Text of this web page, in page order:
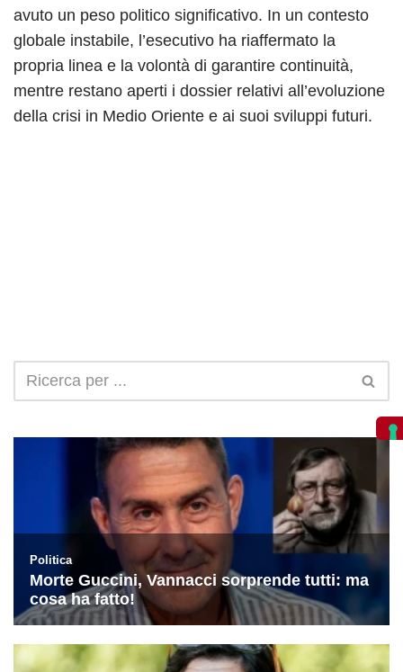
avuto un peso politico significativo. In un contesto
globale instabile, l’esecutivo ha riaffermato la
propria linea e la volontà di garantire continuità,
mentre restano aperti i dossier relativi all’evoluzione
della crisi in Medio Oriente e ai suoi sviluppi futuri.